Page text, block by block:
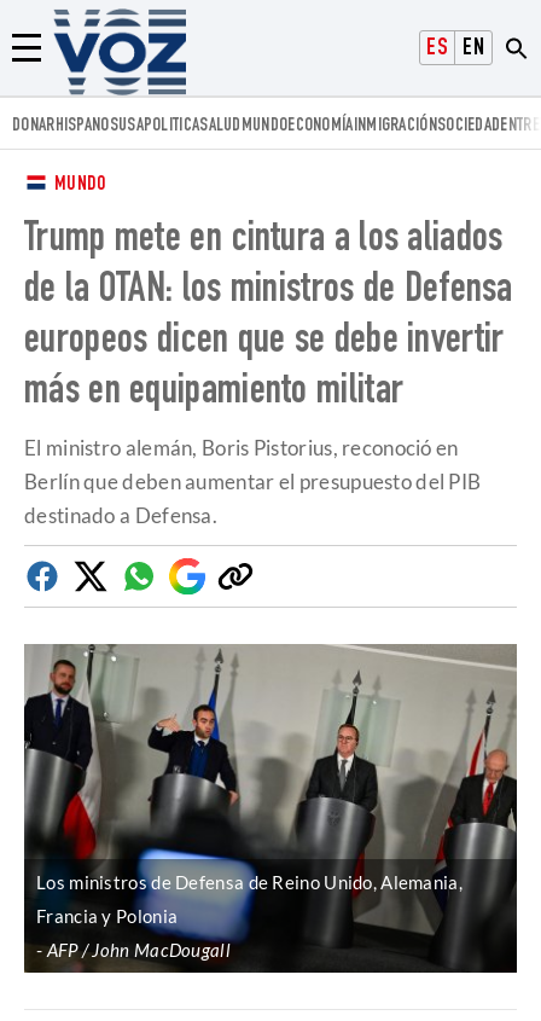
ESPAÑOLENGLISH
Menú
Voz.us
DONARHISPANOSUSAPOLITICASALUD MUNDOECONOMÍAINMIGRACIÓNSOCIEDAD
MUNDO
Trump mete en cintura a los aliados
de la OTAN: los ministros de Defensa
europeos dicen que se debe invertir
más en equipamiento militar
El ministro alemán, Boris Pistorius, reconoció en
Berlín que deben aumentar el presupuesto del PIB
destinado a Defensa.
FacebookTwitterWhatsapp
Google
Discover
Copiar
enlace
Los ministros de Defensa de Reino Unido, Alemania,
Francia y Polonia
AFP / John MacDougall